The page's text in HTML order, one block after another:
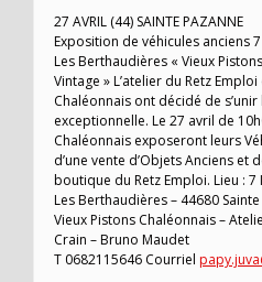
27 AVRIL (44) SAINTE PAZANNE
Exposition de véhicules anciens
Les Berthaudières « Vieux
Vintage » L’atelier du Retz
Chaléonnais ont décidé de
exceptionnelle. Le 27 avril de
Chaléonnais exposeront leurs
d’une vente d’Objets Anciens et
boutique du Retz Emploi. Lieu :
Les Berthaudières – 44680
Vieux Pistons Chaléonnais –
Crain – Bruno Maudet
T 0682115646 Courriel